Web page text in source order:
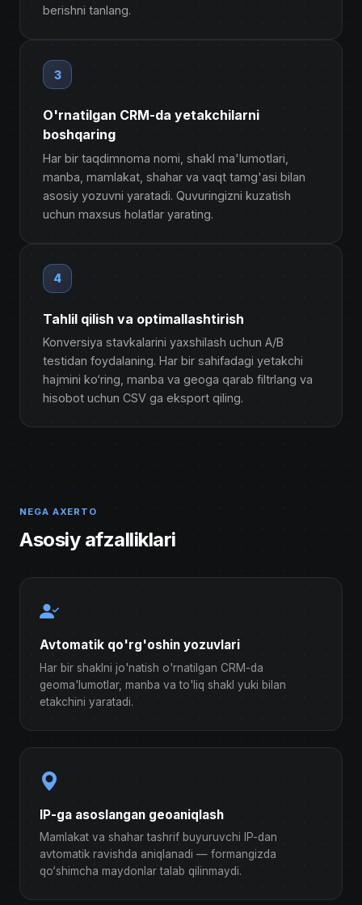
berishni tanlang.
3
O'rnatilgan CRM-da yetakchilarni
boshqaring
Har bir taqdimnoma nomi, shakl ma'lumotlari,
manba, mamlakat, shahar va vaqt tamg'asi bilan
asosiy yozuvni yaratadi. Quvuringizni kuzatish
uchun maxsus holatlar yarating.
4
Tahlil qilish va optimallashtirish
Konversiya stavkalarini yaxshilash uchun A/B
testidan foydalaning. Har bir sahifadagi yetakchi
hajmini ko‘ring, manba va geoga qarab filtrlang va
hisobot uchun CSV ga eksport qiling.
NEGA AXERTO
Asosiy afzalliklari
Avtomatik qo'rg'oshin yozuvlari
Har bir shaklni jo'natish o'rnatilgan CRM-da
geoma'lumotlar, manba va to'liq shakl yuki bilan
etakchini yaratadi.
IP-ga asoslangan geoaniqlash
Mamlakat va shahar tashrif buyuruvchi IP-dan
avtomatik ravishda aniqlanadi — formangizda
qo‘shimcha maydonlar talab qilinmaydi.